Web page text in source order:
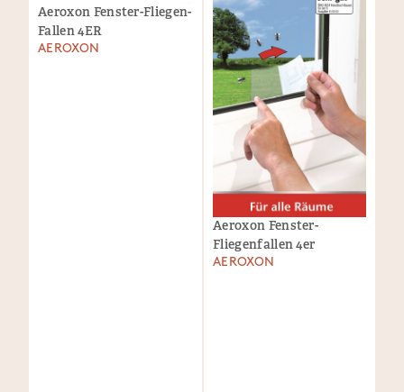
Aeroxon Fenster-Fliegen-
Fallen 4ER
AEROXON
Aeroxon Fenster-
Fliegenfallen 4er
AEROXON